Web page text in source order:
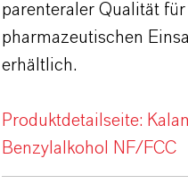
parenteraler Qualität
pharmazeutischen
erhältlich.
Produktdetailseite:
Benzylalkohol NF/FCC